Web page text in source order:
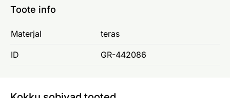
Toote info
Materjal teras
ID GR-442086